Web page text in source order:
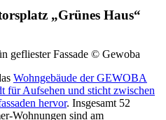
„Grünes Haus“
gefliester Fassade © Gewoba
Wohngebäude der GEWOBA
für Aufsehen und sticht zwischen
hervor. Insgesamt 52
Wohnungen sind am